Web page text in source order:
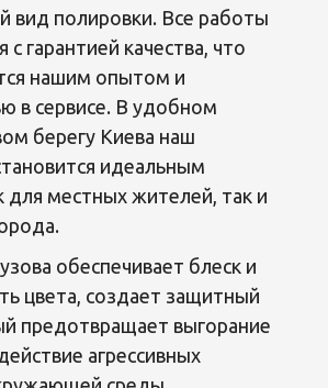
вид полировки. Все работы
гарантией качества, что
нашим опытом и
в сервисе. В удобном
берегу Киева наш
идеальным
для местных жителей, так и
обеспечивает блеск и
цвета, создает защитный
предотвращает выгорание
агрессивных